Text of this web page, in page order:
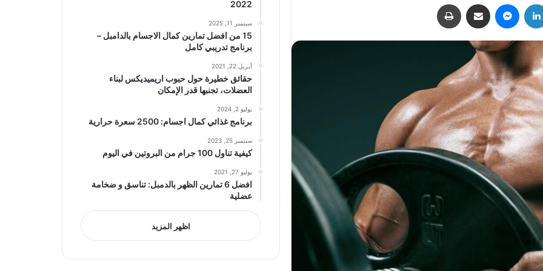
لينكدإن ماسنجر مشاركة عبر البريد 2022
سبتمبر 11, 2025
15 من افضل تمارين كمال الاجسام بالدامبل –
برنامج تدريبي كامل
أبريل 22, 2021
حقائق خطيرة حول حبوب اريميديكس لبناء
العضلات، تجنبها قدر الإمكان
يوليو 2, 2024
برنامج غذائي كمال اجسام: 2500 سعرة حرارية
سبتمبر 25, 2023
كيفية تناول 100 جرام من البروتين في اليوم
يوليو 27, 2021
افضل 6 تمارين الظهر بالدمبل: تناسق و ضخامة
عضلية
اظهر المزيد